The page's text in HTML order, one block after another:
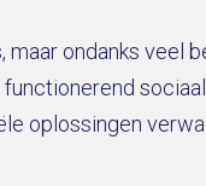
ondanks veel
oplossingen